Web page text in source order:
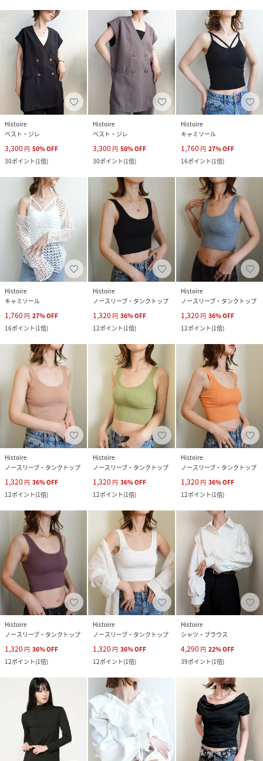
Histoire
ベスト・ジレ
3,300 円 50%OFF
30ポイント(1倍)
Histoire
ベスト・ジレ
3,300 円 50%OFF
30ポイント(1倍)
Histoire
キャミソール
1,760 円 27%OFF
16ポイント(1倍)
Histoire
キャミソール
1,760 円 27%OFF
16ポイント(1倍)
Histoire
ノースリーブ・タンクトップ
1,320 円 36%OFF
12ポイント(1倍)
Histoire
ノースリーブ・タンクトップ
1,320 円 36%OFF
12ポイント(1倍)
Histoire
ノースリーブ・タンクトップ
1,320 円 36%OFF
12ポイント(1倍)
Histoire
ノースリーブ・タンクトップ
1,320 円 36%OFF
12ポイント(1倍)
Histoire
ノースリーブ・タンクトップ
1,320 円 36%OFF
12ポイント(1倍)
Histoire
ノースリーブ・タンクトップ
1,320 円 36%OFF
12ポイント(1倍)
Histoire
ノースリーブ・タンクトップ
1,320 円 36%OFF
12ポイント(1倍)
Histoire
シャツ・ブラウス
4,290 円 22%OFF
39ポイント(1倍)